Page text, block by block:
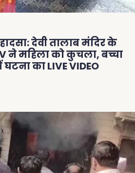
देवी तालाब मंदिर के
ने महिला को कुचला, बच्चा
का LIVE VIDEO